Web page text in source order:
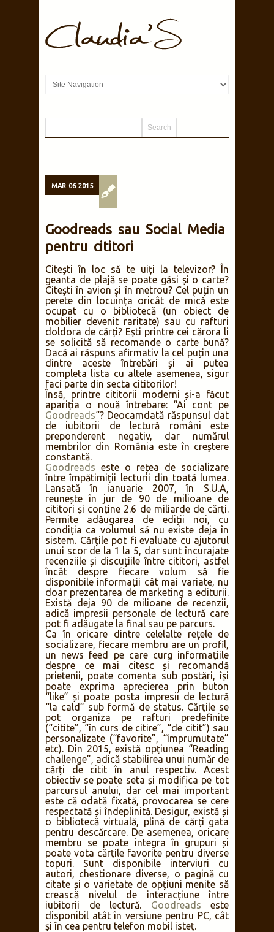
MAR 06 2015
Goodreads sau Social Media
pentru cititori
Citești în loc să te uiți la televizor? În
geanta de plajă se poate găsi și o carte?
Citești în avion și în metrou? Cel puțin un
perete din locuința oricât de mică este
ocupat cu o bibliotecă (un obiect de
mobilier devenit raritate) sau cu rafturi
doldora de cărți? Ești printre cei cărora li
se solicită să recomande o carte bună?
Dacă ai răspuns afirmativ la cel puțin una
dintre aceste întrebări și ai putea
completa lista cu altele asemenea, sigur
faci parte din secta cititorilor!
Însă, printre cititorii moderni și-a făcut
apariția o nouă întrebare: “Ai cont pe
Goodreads“? Deocamdată răspunsul dat
de iubitorii de lectură români este
preponderent negativ, dar numărul
membrilor din România este în creștere
constantă.
Goodreads este o rețea de socializare
între împătimiții lecturii din toată lumea.
Lansată în ianuarie 2007, în S.U.A,
reunește în jur de 90 de milioane de
cititori și conține 2.6 de miliarde de cărți.
Permite adăugarea de ediții noi, cu
condiția ca volumul să nu existe deja în
sistem. Cărțile pot fi evaluate cu ajutorul
unui scor de la 1 la 5, dar sunt încurajate
recenziile și discuțiile între cititori, astfel
încât despre fiecare volum să fie
disponibile informații cât mai variate, nu
doar prezentarea de marketing a editurii.
Există deja 90 de milioane de recenzii,
adică impresii personale de lectură care
pot fi adăugate la final sau pe parcurs.
Ca în oricare dintre celelalte rețele de
socializare, fiecare membru are un profil,
un news feed pe care curg informațiile
despre ce mai citesc și recomandă
prietenii, poate comenta sub postări, își
poate exprima aprecierea prin buton
“like” și poate posta impresii de lectură
“la cald” sub formă de status. Cărțile se
pot organiza pe rafturi predefinite
(“citite”, “în curs de citire”, “de citit”) sau
personalizate (“favorite”, “împrumutate”
etc). Din 2015, există opțiunea “Reading
challenge”, adică stabilirea unui număr de
cărți de citit în anul respectiv. Acest
obiectiv se poate seta și modifica pe tot
parcursul anului, dar cel mai important
este că odată fixată, provocarea se cere
respectată și îndeplinită. Desigur, există și
o bibliotecă virtuală, plină de cărți gata
pentru descărcare. De asemenea, oricare
membru se poate integra în grupuri și
poate vota cărțile favorite pentru diverse
topuri. Sunt disponibile interviuri cu
autori, chestionare diverse, o pagină cu
citate și o varietate de opțiuni menite să
crească nivelul de interacțiune între
iubitorii de lectură. Goodreads este
disponibil atât în versiune pentru PC, cât
și în cea pentru telefon mobil isteț.